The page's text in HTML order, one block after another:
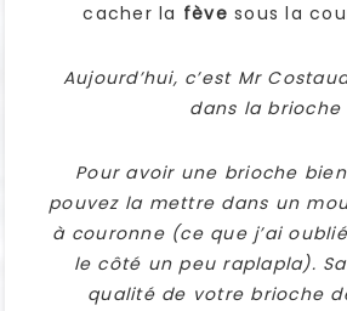
cacher la fève sous la
Aujourd’hui, c’est Mr
dans la brioche
Pour avoir une brioche
pouvez la mettre dans un
à couronne (ce que j’ai
le côté un peu raplapla).
qualité de votre brioche